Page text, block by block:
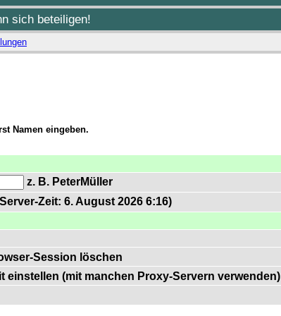
sich beteiligen!
Namen eingeben.
z. B. PeterMüller
Zeit: 6. August 2026 6:16)
Session löschen
einstellen (mit manchen Proxy-Servern verwenden)